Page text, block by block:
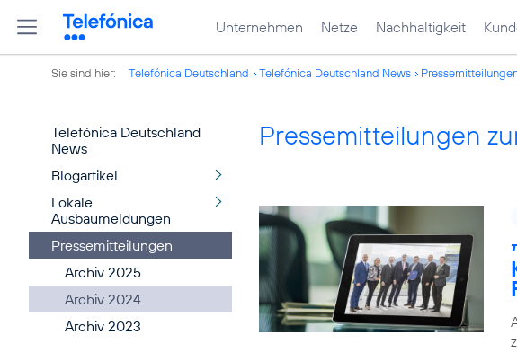
Unternehmen Netze Nachhaltigkeit
Sie sind hier: Telefónica Deutschland Telefónica Deutschland News
Telefónica Deutschland
News
Blogartikel
Lokale
Ausbaumeldungen
Pressemitteilungen
Archiv 2025
Archiv 2024
Archiv 2023
Pressemitteilungen